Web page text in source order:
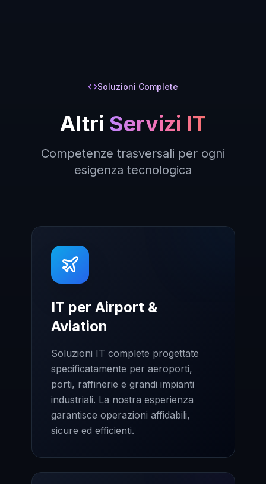
Soluzioni Complete
Altri Servizi IT
Competenze trasversali per ogni
esigenza tecnologica
IT per Airport &
Aviation
Soluzioni IT complete progettate
specificatamente per aeroporti,
porti, raffinerie e grandi impianti
industriali. La nostra esperienza
garantisce operazioni affidabili,
sicure ed efficienti.